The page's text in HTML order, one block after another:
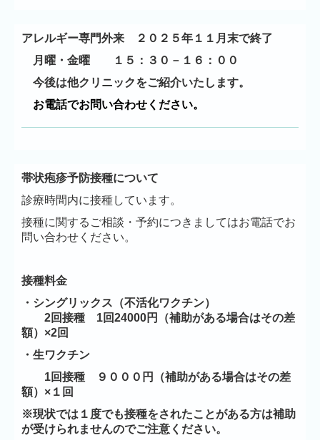
アレルギー専門外来 ２０２５年１１月末で終了
月曜・金曜 １５：３０－１６：００
今後は他クリニックをご紹介いたします。
お電話でお問い合わせください。
帯状疱疹予防接種について
診療時間内に接種しています。
接種に関するご相談・予約につきましてはお電話でお
問い合わせください。
接種料金
・シングリックス（不活化ワクチン）
2回接種 1回24000円（補助がある場合はその差
額）×2回
・生ワクチン
1回接種 ９０００円
（補助がある場合はその差
額）×１回
※現状では１度でも接種をされたことがある方は補助
が受けられませんのでご注意ください。